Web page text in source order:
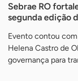
Sebrae RO
segunda edição
Evento contou
Helena Castro de
governança para